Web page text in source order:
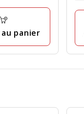
panier
avis
à